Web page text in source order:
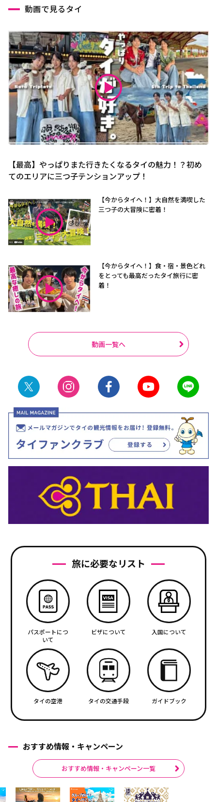
動画で見るタイ
【最高】やっぱりまた行きたくなるタイの魅力！？初め
てのエリアに三つ子テンションアップ！
【今からタイへ！】大自然を満喫した
三つ子の大冒険に密着！
【今からタイへ！】食・宿・景色どれ
をとっても最高だったタイ旅行に密
着！
動画一覧へ
旅に必要なリスト
パスポートにつ
いて
ビザについて 入国について
タイの空港 タイの交通手段 ガイドブック
おすすめ情報・キャンペーン
おすすめ情報・キャンペーン一覧